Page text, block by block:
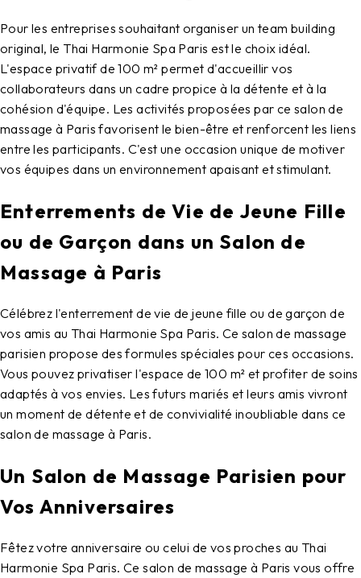
Pour les entreprises souhaitant organiser un team building
original, le Thai Harmonie Spa Paris est le choix idéal.
L'espace privatif de 100 m² permet d'accueillir vos
collaborateurs dans un cadre propice à la détente et à la
cohésion d'équipe. Les activités proposées par ce salon de
massage à Paris favorisent le bien-être et renforcent les liens
entre les participants. C'est une occasion unique de motiver
vos équipes dans un environnement apaisant et stimulant.
Enterrements de Vie de Jeune Fille
ou de Garçon dans un Salon de
Massage à Paris
Célébrez l'enterrement de vie de jeune fille ou de garçon de
vos amis au Thai Harmonie Spa Paris. Ce salon de massage
parisien propose des formules spéciales pour ces occasions.
Vous pouvez privatiser l'espace de 100 m² et profiter de soins
adaptés à vos envies. Les futurs mariés et leurs amis vivront
un moment de détente et de convivialité inoubliable dans ce
salon de massage à Paris.
Un Salon de Massage Parisien pour
Vos Anniversaires
Fêtez votre anniversaire ou celui de vos proches au Thai
Harmonie Spa Paris. Ce salon de massage à Paris vous offre